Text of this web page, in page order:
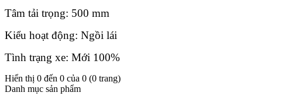
Tâm tải trọng: 500 mm
Kiểu hoạt động: Ngồi lái
Tình trạng xe: Mới 100%
Hiển thị 0 đến 0 của 0 (0 trang)
Danh mục sản phẩm